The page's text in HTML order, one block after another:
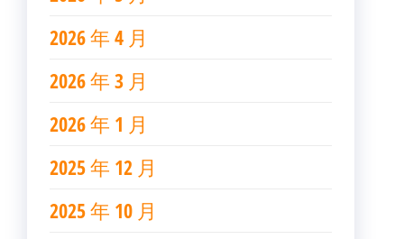
2026 年 4 月
2026 年 3 月
2026 年 1 月
2025 年 12 月
2025 年 10 月